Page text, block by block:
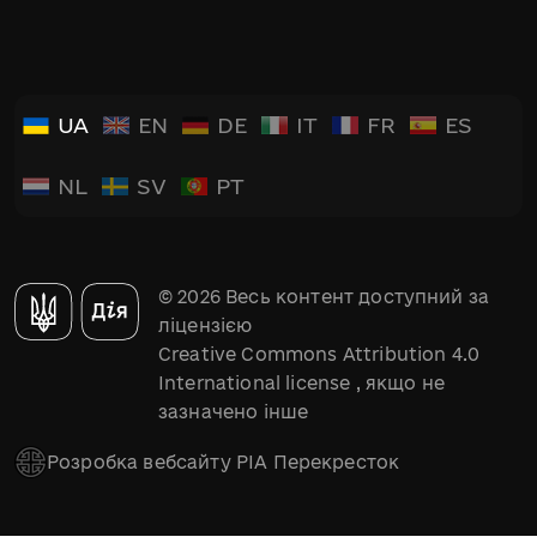
UA EN DE IT FR ES
NL SV PT
© 2026 Весь контент доступний за
ліцензією
Creative Commons Attribution 4.0
International license , якщо не
зазначено інше
Розробка вебсайту РІА Перекресток